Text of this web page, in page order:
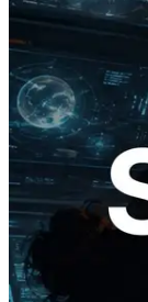
2026.05.24
Validators